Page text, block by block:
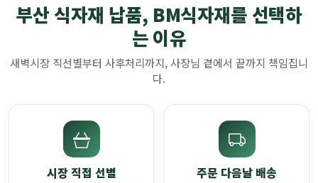
부산 식자재 납품, BM식자재를 선택하
는 이유
새벽시장 직선별부터 사후처리까지, 사장님 곁에서 끝까지 책임집니
다.
시장 직접 선별 주문 다음날 배송